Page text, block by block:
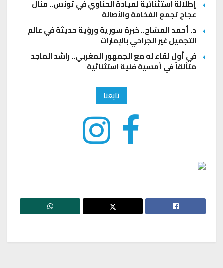
إطلالة استثنائية لميادة الحناوي في تونس.. منال
عجاج تجمع الفخامة والأصالة
د. أحمد المسّاح.. خبرة سورية ورؤية حديثة في عالم
التجميل غير الجراحي بالإمارات
في أول لقاء له مع الجمهور المغربي.. راشد الماجد
متألقاً في أمسية فنية استثنائية
تابعنا